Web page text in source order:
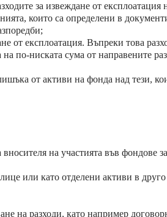
за извеждане от експлоатация
които са определени в
от експлоатация. Въпреки това
по-ниската сума от направените
от активи на фонда над тези,
на участията във фондове
или като отделени активи в
на разходи, като например